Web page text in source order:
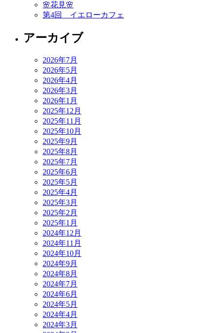
🌸花見🌸
第4回 イエローカフェ
アーカイブ
2026年7月
2026年5月
2026年4月
2026年3月
2026年1月
2025年12月
2025年11月
2025年10月
2025年9月
2025年8月
2025年7月
2025年6月
2025年5月
2025年4月
2025年3月
2025年2月
2025年1月
2024年12月
2024年11月
2024年10月
2024年9月
2024年8月
2024年7月
2024年6月
2024年5月
2024年4月
2024年3月